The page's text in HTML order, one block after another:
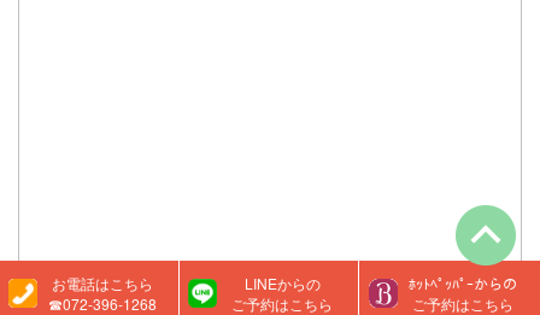
お電話はこちら
☎072-396-1268
LINEからの
ご予約はこちら
ﾎｯﾄﾍﾟｯﾊﾟｰからの
ご予約はこちら